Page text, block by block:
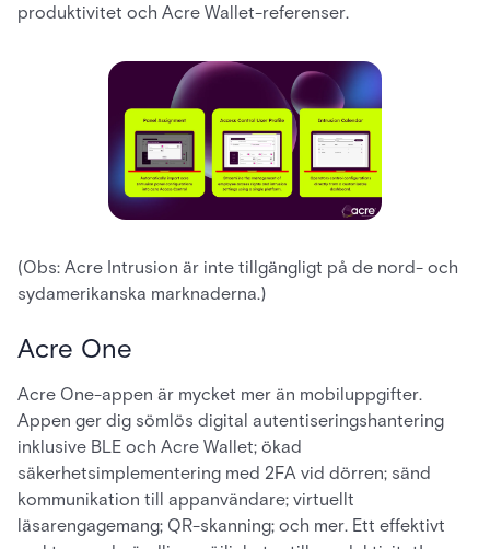
produktivitet och Acre Wallet-referenser.
(Obs: Acre Intrusion är inte tillgängligt på de nord- och
sydamerikanska marknaderna.)
Acre One
Acre One-appen är mycket mer än mobiluppgifter.
Appen ger dig sömlös digital autentiseringshantering
inklusive BLE och Acre Wallet; ökad
säkerhetsimplementering med 2FA vid dörren; sänd
kommunikation till appanvändare; virtuellt
läsarengagemang; QR-skanning; och mer. Ett effektivt